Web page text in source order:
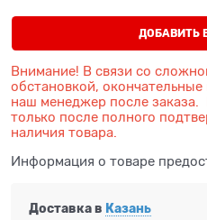
ДОБАВИТЬ
Внимание! В связи со
обстановкой,
наш менеджер после
только после полного
наличия товара.
Информация о товаре
Доставка в Казань